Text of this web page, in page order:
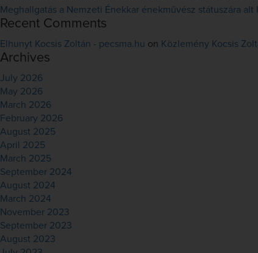
Meghallgatás a Nemzeti Énekkar énekművész státuszára
Recent Comments
Elhunyt Kocsis Zoltán - pecsma.hu on Közlemény Kocsis
Archives
July 2026
May 2026
March 2026
February 2026
August 2025
April 2025
March 2025
September 2024
August 2024
March 2024
November 2023
September 2023
August 2023